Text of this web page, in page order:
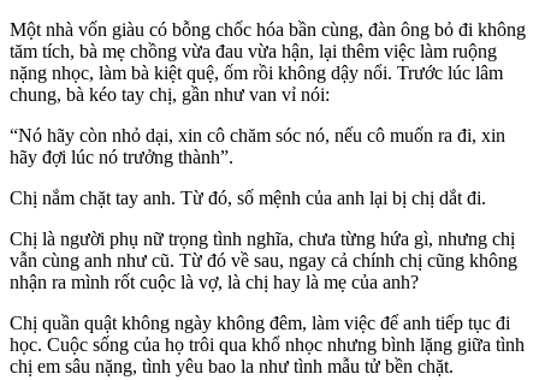
Một nhà vốn giàu có bỗng chốc hóa bần cùng, đàn ông bỏ đi không
tăm tích, bà mẹ chồng vừa đau vừa hận, lại thêm việc làm ruộng
nặng nhọc, làm bà kiệt quệ, ốm rồi không dậy nổi. Trước lúc lâm
chung, bà kéo tay chị, gần như van vỉ nói:
“Nó hãy còn nhỏ dại, xin cô chăm sóc nó, nếu cô muốn ra đi, xin
hãy đợi lúc nó trưởng thành”.
Chị nắm chặt tay anh. Từ đó, số mệnh của anh lại bị chị dắt đi.
Chị là người phụ nữ trọng tình nghĩa, chưa từng hứa gì, nhưng chị
vẫn cùng anh như cũ. Từ đó về sau, ngay cả chính chị cũng không
nhận ra mình rốt cuộc là vợ, là chị hay là mẹ của anh?
Chị quần quật không ngày không đêm, làm việc để anh tiếp tục đi
học. Cuộc sống của họ trôi qua khổ nhọc nhưng bình lặng giữa tình
chị em sâu nặng, tình yêu bao la như tình mẫu tử bền chặt.